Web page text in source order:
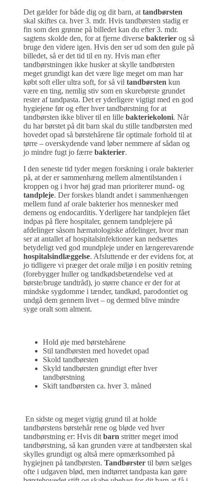
Det gælder for både dig og dit barn, at tandbørsten
skal skiftes ca. hver 3. mdr. Hvis tandbørsten stadig er
fin som den grønne på billedet kan du efter 3. mdr.
sagtens skolde den, for at fjerne diverse bakterier og så
bruge den videre igen. Hvis den ser ud som den gule på
billedet, så er det tid til en ny. Hvis man efter
tandbørstningen ikke husker at skylle tandbørsten
meget grundigt kan det være lige meget om man har
købt soft eller ultra soft, for så vil tandbørsten kun
være en ting, nemlig stiv som en skurebørste grundet
rester af tandpasta. Det er yderligere vigtigt med en god
hygiejene før og efter hver tandbørstning for at
tandbørsten ikke bliver til en lille bakteriekoloni. Når
du har børstet på dit barn skal du stille tandbørsten med
hovedet opad så børstehårene får optimale forhold til at
tørre – overskydende vand løber nemmere af sådan og
jo mindre fugt jo færre bakterier.
I den seneste tid tyder megen forskning i orale bakterier
på, at der er sammenhæng mellem almentilstanden i
kroppen og i hvor høj grad man prioriterer mund- og
tandpleje. Der forskes blandt andet i sammenhængen
mellem fund af orale bakterier hos mennesker med
demens og endocarditis. Yderligere har tandplejen fået
indpas på flere hospitaler, gennem tandplejere på
afdelinger såsom hæmatologiske afdelinger, hvor man
ser at antallet af hospitalsinfektioner kan nedsættes
betydeligt ved god mundpleje under en længerevarende
hospitalsindlæggelse. Afsluttende er der evidens for, at
jo tidligere vi præger det orale miljø i en positiv retning
(forebygger huller og tandkødsbetændelse ved at
børste/bruge tandtråd), jo større chance er der for at
mindske sygdomme i tænder, tandkød, parodontiet og
undgå dem gennem livet – og dermed blive mindre
syge oralt som alment.
Hold øje med børstehårene
Stil tandbørsten med hovedet opad
Skold tandbørsten
Skyld tandbørsten grundigt efter hver
tandbørstning
Skift tandbørsten ca. hver 3. måned
En sidste og meget vigtig grund til at holde
tandbørstens børstehår rene og bløde ved hver
tandbørstning er: Hvis dit barn stritter meget imod
tandbørstning, så kan grunden være at tandbørsten skal
skylles grundigt og altså mere opmærksomhed på
hygiejnen på tandbørsten. Tandbørster til børn sælges
ofte i udgaven blød, men indtørret tandpasta kan gøre